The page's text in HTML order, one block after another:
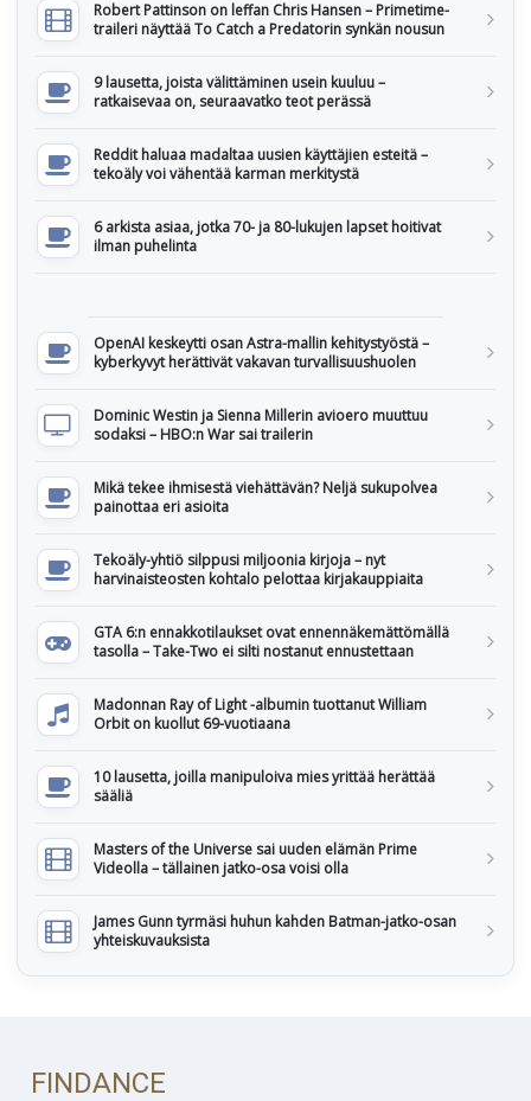
Robert Pattinson on leffan Chris Hansen – Primetime-
traileri näyttää To Catch a Predatorin synkän nousun
9 lausetta, joista välittäminen usein kuuluu –
ratkaisevaa on, seuraavatko teot perässä
Reddit haluaa madaltaa uusien käyttäjien esteitä –
tekoäly voi vähentää karman merkitystä
6 arkista asiaa, jotka 70- ja 80-lukujen lapset hoitivat
ilman puhelinta
OpenAI keskeytti osan Astra-mallin kehitystyöstä –
kyberkyvyt herättivät vakavan turvallisuushuolen
Dominic Westin ja Sienna Millerin avioero muuttuu
sodaksi – HBO:n War sai trailerin
Mikä tekee ihmisestä viehättävän? Neljä sukupolvea
painottaa eri asioita
Tekoäly-yhtiö silppusi miljoonia kirjoja – nyt
harvinaisteosten kohtalo pelottaa kirjakauppiaita
GTA 6:n ennakkotilaukset ovat ennennäkemättömällä
tasolla – Take-Two ei silti nostanut ennustettaan
Madonnan Ray of Light -albumin tuottanut William
Orbit on kuollut 69-vuotiaana
10 lausetta, joilla manipuloiva mies yrittää herättää
sääliä
Masters of the Universe sai uuden elämän Prime
Videolla – tällainen jatko-osa voisi olla
James Gunn tyrmäsi huhun kahden Batman-jatko-osan
yhteiskuvauksista
FINDANCE